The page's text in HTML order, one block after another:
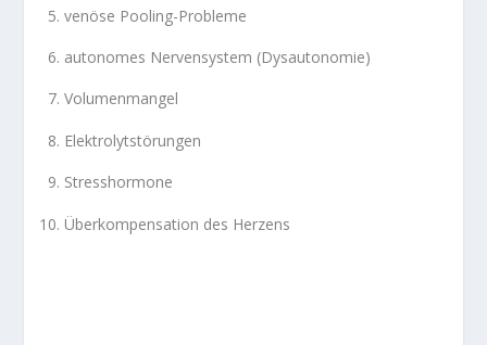
venöse Pooling-Probleme
autonomes Nervensystem (Dysautonomie)
Volumenmangel
Elektrolytstörungen
Stresshormone
Überkompensation des Herzens